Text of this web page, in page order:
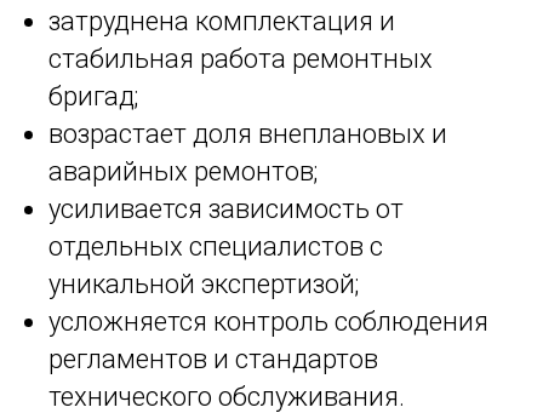
затруднена комплектация и
стабильная работа ремонтных
бригад;
возрастает доля внеплановых и
аварийных ремонтов;
усиливается зависимость от
отдельных специалистов с
уникальной экспертизой;
усложняется контроль соблюдения
регламентов и стандартов
технического обслуживания.